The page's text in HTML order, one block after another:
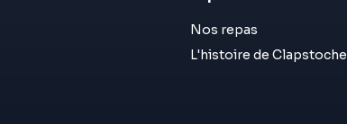
Nos repas
L'histoire de Clapstoche